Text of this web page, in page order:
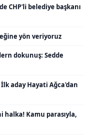
CHP'li belediye başkanı
yön veriyoruz
dokunuş: Sedde
İlk aday Hayati Ağca'dan
halka! Kamu parasıyla,